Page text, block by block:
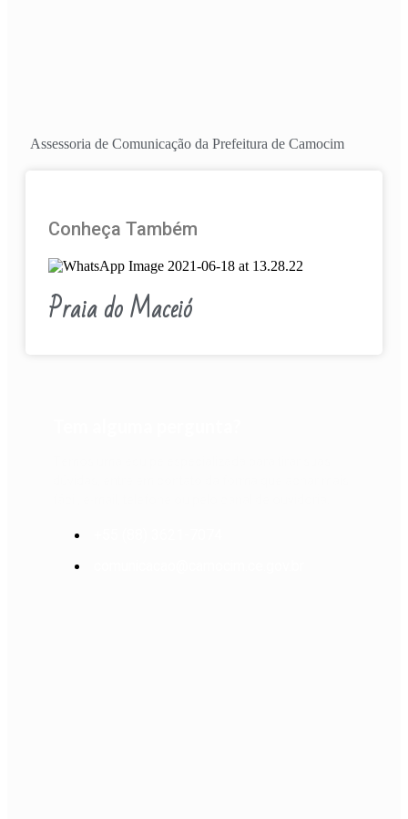
Assessoria de Comunicação da Prefeitura de Camocim
Conheça Também
Praia do Maceió